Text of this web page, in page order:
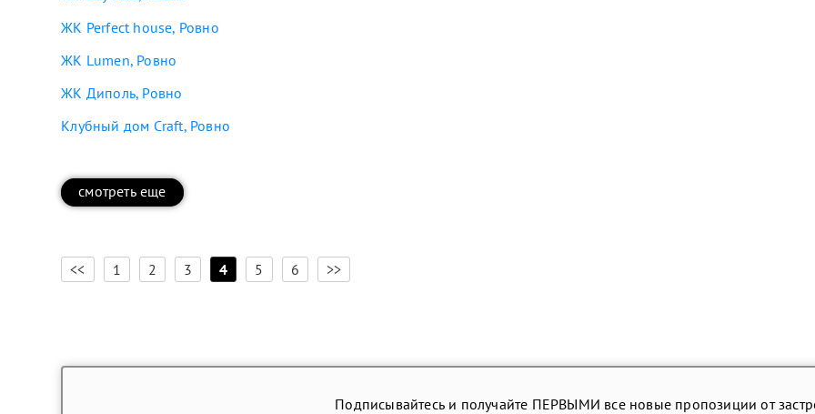
ЖК Perfect house, Ровно
ЖК Lumen, Ровно
ЖК Диполь, Ровно
Клубный дом Craft, Ровно
смотреть еще
<< 1 2 3 4 5 6 >>
Подписывайтесь и получайте ПЕРВЫМИ все новые пропозиции от